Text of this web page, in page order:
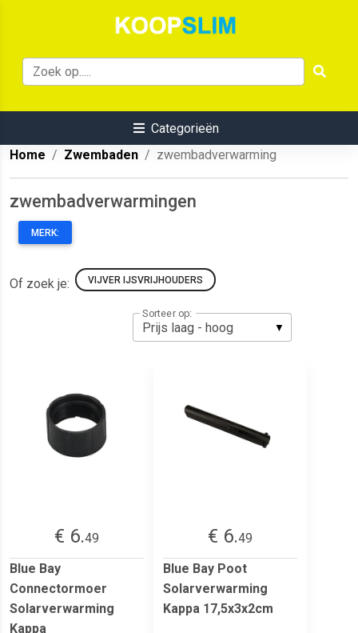
Categorieën
Home
Zwembaden zwembadverwarming
zwembadverwarmingen
MERK:
Of zoek je: VIJVER IJSVRIJHOUDERS
Sorteer op:
€ 6.49
Blue Bay
Connectormoer
Solarverwarming
Kappa
€ 6.49
Blue Bay Poot
Solarverwarming
Kappa 17,5x3x2cm